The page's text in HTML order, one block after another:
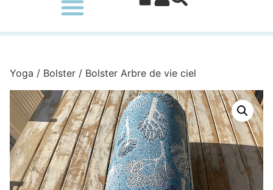
Yoga / Bolster / Bolster Arbre de vie ciel